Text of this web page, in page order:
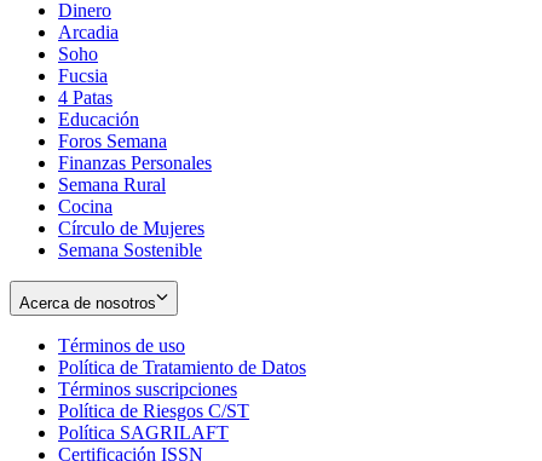
Dinero
Arcadia
Soho
in
new
window
Fucsia
in
new
window
4 Patas
Educación
Foros Semana
Finanzas Personales
Semana Rural
Cocina
Círculo de Mujeres
Semana Sostenible
Acerca de nosotros
Términos de uso
in
new
window
Política de Tratamiento de Datos
Términos suscripciones
in
Política de Riesgos C/ST
Política SAGRILAFT
Certificación ISSN